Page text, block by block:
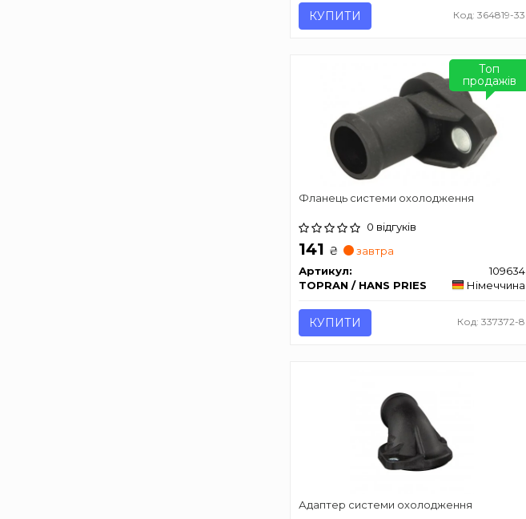
КУПИТИ Код: 364819-33
Фланець системи охолодження
0 відгуків
141 ₴
завтра
Артикул:
109634
TOPRAN / HANS PRIES
Німеччина
КУПИТИ Код: 337372-8
Топ
продажів
Адаптер системи охолодження